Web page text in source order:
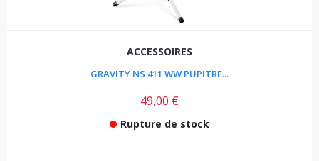
ACCESSOIRES
GRAVITY NS 411 WW PUPITRE...
49,00 €
Rupture de stock